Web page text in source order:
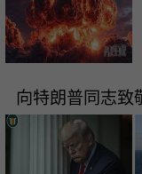
向特朗普同志致